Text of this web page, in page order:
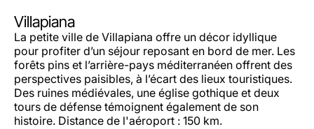
Villapiana
La petite ville de Villapiana offre un décor idyllique
pour profiter d’un séjour reposant en bord de mer. Les
forêts pins et l’arrière-pays méditerranéen offrent des
perspectives paisibles, à l’écart des lieux touristiques.
Des ruines médiévales, une église gothique et deux
tours de défense témoignent également de son
histoire. Distance de l'aéroport : 150 km.